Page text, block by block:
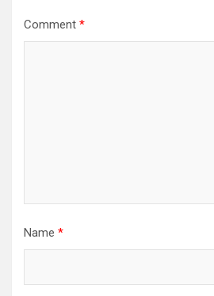
Comment *
Name *